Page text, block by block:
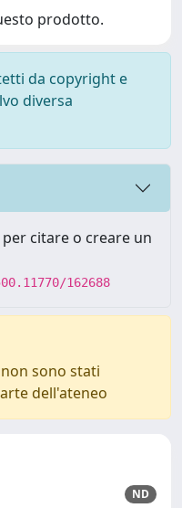
prodotto.
da copyright e
diversa
citare o creare un
162688
sono stati
dell'ateneo
ND